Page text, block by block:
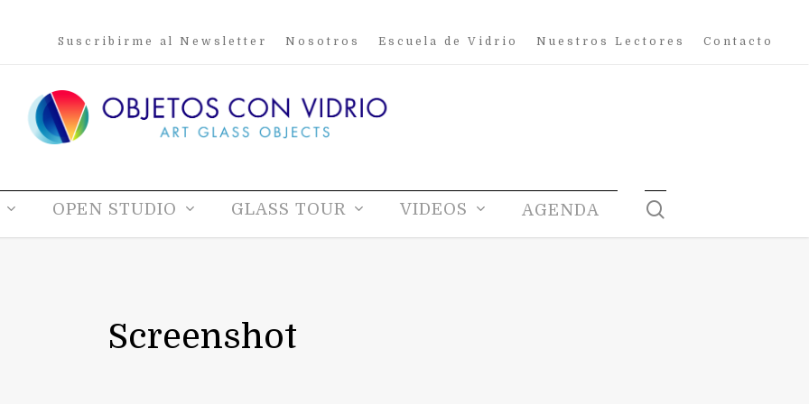
Suscribirme al Newsletter Nosotros Escuela de Vidrio Nuestros Lectores Contacto
OPEN STUDIO GLASS TOUR VIDEOS AGENDA
Screenshot